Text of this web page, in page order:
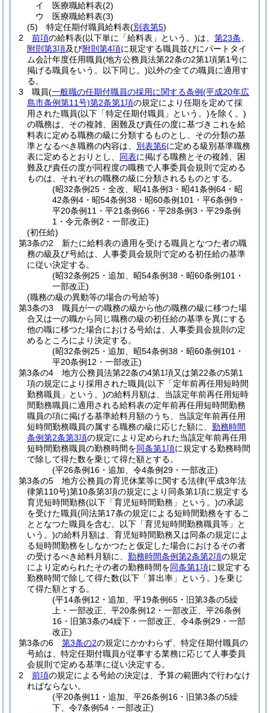
イ
医療職給料表(2)
ウ
医療職給料表(3)
(5)
特定任期付職員給料表(別表第5)
2
前項の給料表(以下単に「給料表」という。)は、 第23条
附則第3項及び附則第4項に規定する職員並びにパートタイ
ム会計年度任用職員(地方公務員法第22条の2第1項第1号に
掲げる職員をいう。以下同じ。)以外の全ての職員に適用す
る。
3
職員(一般職の任期付職員の採用に関する条例(平成20年広
島市条例第11号)第2条第1項の規定により任期を定めて採
用された職員(以下「特定任期付職員」という。)を除く。)
の職務は、その複雑、困難及び責任の度に基づきこれを給
料表に定める職務の級に分類するものとし、その分類の基
準となるべき職務の内容は、 別表第6に定める級別基準職務
表に定めるとおりとし、 同表に掲げる職務とその複雑、困
難及び責任の度が同程度の職務で人事委員会規則で定める
ものは、それぞれの職務の級に分類されるものとする。
(昭32条例25・全改、昭41条例3・昭41条例64・昭
42条例4・昭54条例38・昭60条例101・平6条例9・
平20条例11・平21条例66・平28条例3・平29条例
1・令元条例2・一部改正)
(初任給)
第3条の2
新たに給料表の適用を受ける職員となつた者の職
務の級及び号給は、人事委員会規則で定める初任給の基準
に従い決定する。
(昭32条例25・追加、昭54条例38・昭60条例101・
一部改正)
(職務の級の異動等の場合の号給等)
第3条の3
職員が一の職務の級から他の職務の級に移つた場
合又は一の職から同じ職務の級の初任給の基準を異にする
他の職に移つた場合における号給は、人事委員会規則の定
めるところにより決定する。
(昭32条例25・追加、昭54条例38・昭60条例101・
平20条例12・一部改正)
第3条の4
地方公務員法第22条の4第1項又は第22条の5第1
項の規定により採用された職員(以下「定年前再任用短時間
勤務職員」という。)の給料月額は、当該定年前再任用短時
間勤務職員に適用される給料表の定年前再任用短時間勤務
職員の項に掲げる基準給料月額のうち、当該定年前再任用
短時間勤務職員の属する職務の級に応じた額に、 勤務時間
条例第2条第3項の規定により定められた当該定年前再任用
短時間勤務職員の勤務時間を同条第1項に規定する勤務時間
で除して得た数を乗じて得た額とする。
(平26条例16・追加、令4条例29・一部改正)
第3条の5
地方公務員の育児休業等に関する法律(平成3年法
律第110号)第10条第3項の規定により同条第1項に規定する
育児短時間勤務(以下「育児短時間勤務」という。)の承認
を受けた職員(同法第17条の規定による短時間勤務をするこ
ととなつた職員を含む。以下「育児短時間勤務職員等」と
いう。)の給料月額は、育児短時間勤務又は同条の規定によ
る短時間勤務をしなかつたと仮定した場合におけるその者
の受けるべき給料月額に、 勤務時間条例第2条第2項の規定
により定められたその者の勤務時間を同条第1項に規定する
勤務時間で除して得た数(以下「算出率」という。)を乗じ
て得た額とする。
(平14条例12・追加、平19条例65・旧第3条の5繰
上・一部改正、平20条例12・一部改正、平26条例
16・旧第3条の4繰下・一部改正、令4条例29・一部
改正)
第3条の6
第3条の2の規定にかかわらず、特定任期付職員の
号給は、特定任期付職員が従事する業務に応じて人事委員
会規則で定める基準に従い決定する。
2
前項の規定による号給の決定は、予算の範囲内で行わなけ
ればならない。
(平20条例11・追加、平26条例16・旧第3条の5繰
下、令7条例54・一部改正)